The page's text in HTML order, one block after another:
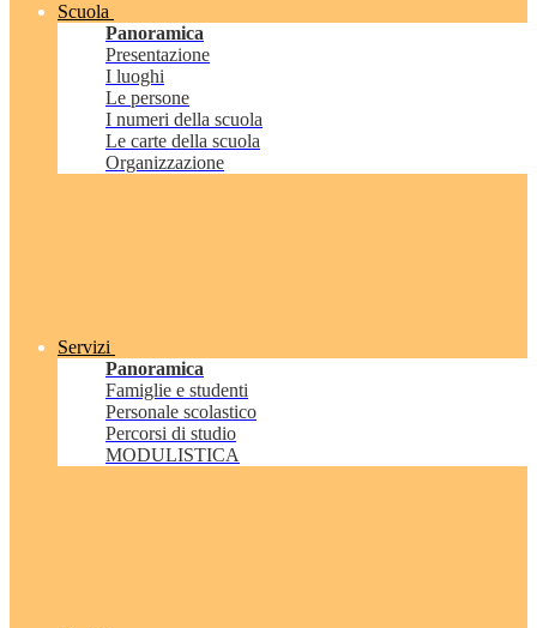
Scuola
Panoramica
Presentazione
I luoghi
Le persone
I numeri della scuola
Le carte della scuola
Organizzazione
Servizi
Panoramica
Famiglie e studenti
Personale scolastico
Percorsi di studio
MODULISTICA